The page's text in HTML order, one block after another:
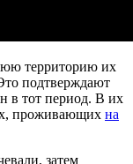
территорию их
подтверждают
в тот период. В их
проживающих на
затем